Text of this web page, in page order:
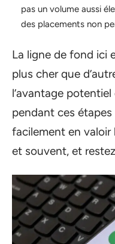
pas un volume aussi
des placements non
La ligne de fond ici
plus cher que
l’avantage
pendant ces
facilement en valoir
et souvent, et